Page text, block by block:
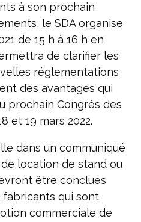
à son prochain
le SDA organise
de 15 h à 16 h en
de clarifier les
réglementations
des avantages qui
prochain Congrès des
et 19 mars 2022.
dans un communiqué
location de stand ou
être conclues
qui sont
commerciale de